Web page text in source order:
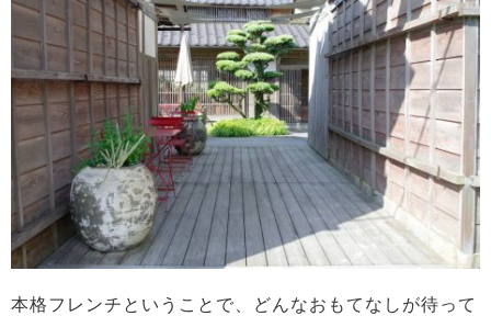
本格フレンチということで、どんなおもてなしが待って